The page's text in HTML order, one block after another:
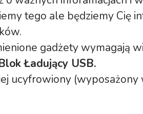
tego ale będziemy Cię
gadżety wymagają
Ładujący USB.
ucyfrowiony (wyposażony